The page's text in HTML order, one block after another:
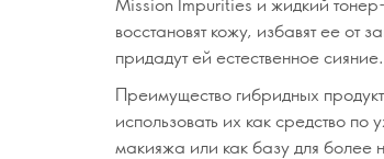
восстановят кожу, избавят ее от
придадут ей естественное сияние.
Преимущество гибридных
использовать их как средство
макияжа или как базу для